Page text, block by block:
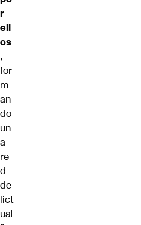
r
ell
os
,
for
m
an
do
un
a
re
d
de
lict
ual